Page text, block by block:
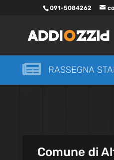
091-5084262
 RASSEGNA
Comune di